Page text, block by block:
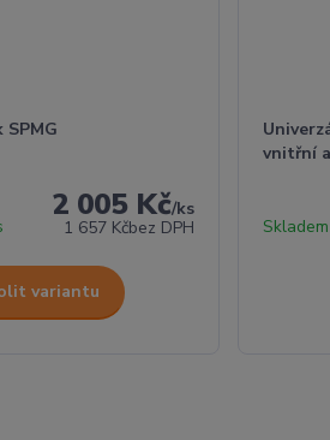
2 005 Kč/ks
1 657 Kčbez DPH
variantu
vnitřní